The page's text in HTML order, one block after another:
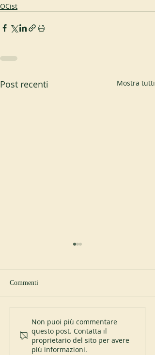
OCist
Post recenti Mostra tutti
Giubileo del monastero di
Itatinga (Brasile)
Commenti
Non puoi più commentare
questo post. Contatta il
proprietario del sito per avere
più informazioni.